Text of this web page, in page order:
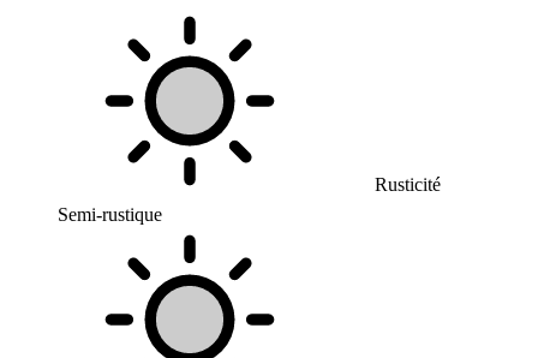
Rusticité
Semi-rustique